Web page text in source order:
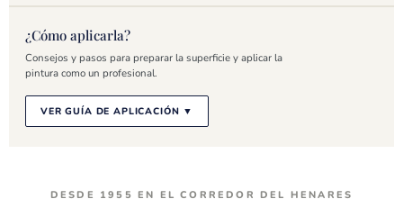
¿Cómo aplicarla?
Consejos y pasos para preparar la superficie y aplicar la
pintura como un profesional.
VER GUÍA DE APLICACIÓN
DESDE 1955 EN EL CORREDOR DEL HENARES